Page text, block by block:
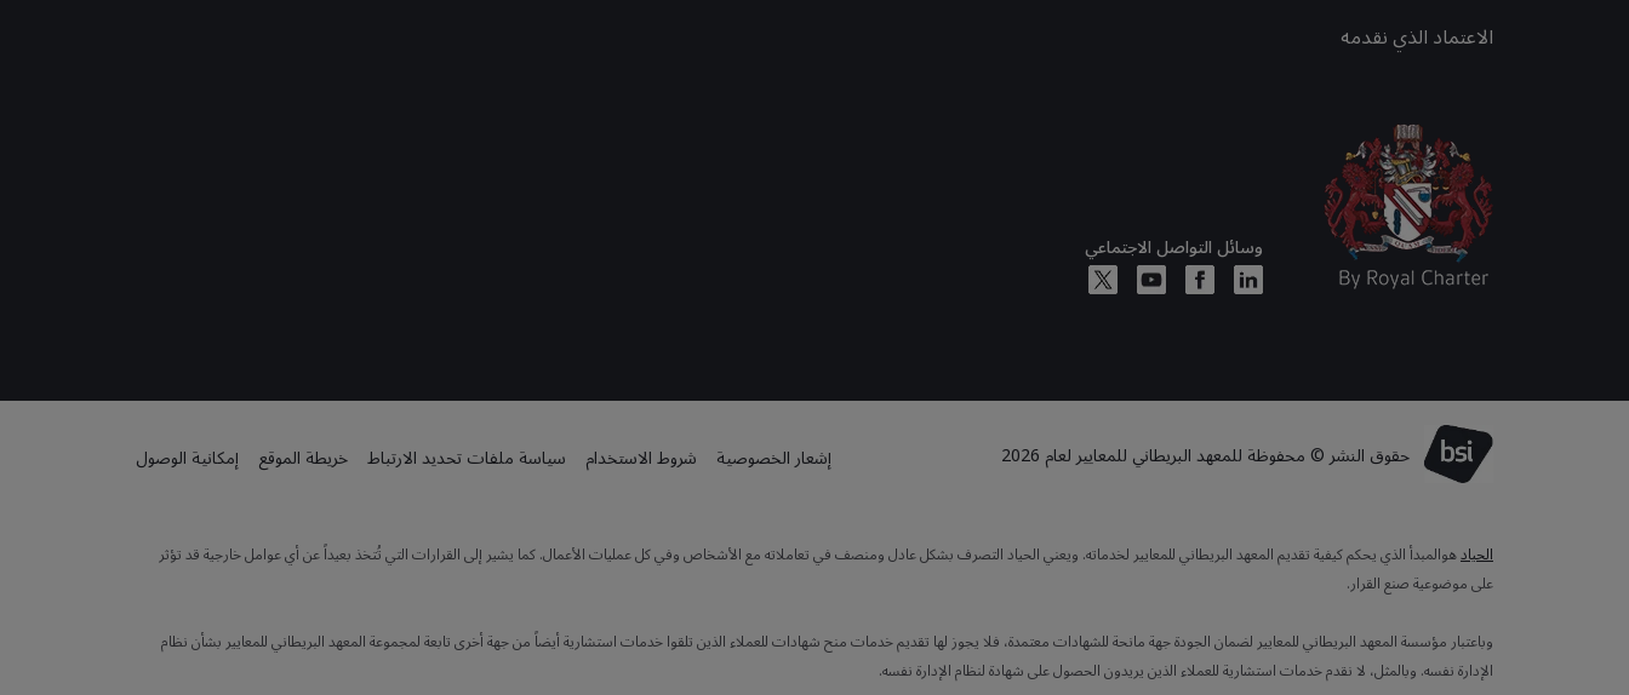
الاعتماد الذي نقدمه
وسائل التواصل الاجتماعي
حقوق النشر © محفوظة للمعهد البريطاني للمعايير لعام 2026 إشعار الخصوصية شروط الاستخدام سياسة ملفات تحديد الارتباط خريطة الموقع إمكانية الوصول
الحيادهوالمبدأ الذي يحكم كيفية تقديم المعهد البريطاني للمعايير لخدماته. ويعني الحياد التصرف بشكل عادل ومنصف في تعاملاته مع الأشخاص وفي كل عمليات الأعمال. كما يشير إلى القرارات التي تُتخذ بعيداً عن أي عوامل خارجية قد تؤثر
على موضوعية صنع القرار.
وباعتبار مؤسسة المعهد البريطاني للمعايير لضمان الجودة جهة مانحة للشهادات معتمدة، فلا يجوز لها تقديم خدمات منح شهادات للعملاء الذين تلقوا خدمات استشارية أيضاً من جهة أخرى تابعة لمجموعة المعهد البريطاني للمعايير بشأن نظام
الإدارة نفسه. وبالمثل، لا نقدم خدمات استشارية للعملاء الذين يريدون الحصول على شهادة لنظام الإدارة نفسه.